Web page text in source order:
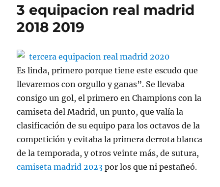
3 equipacion real madrid
2018 2019
Es linda, primero porque tiene este escudo que
llevaremos con orgullo y ganas”. Se llevaba
consigo un gol, el primero en Champions con la
camiseta del Madrid, un punto, que valía la
clasificación de su equipo para los octavos de la
competición y evitaba la primera derrota blanca
de la temporada, y otros veinte más, de sutura,
camiseta madrid 2023 por los que ni pestañeó.